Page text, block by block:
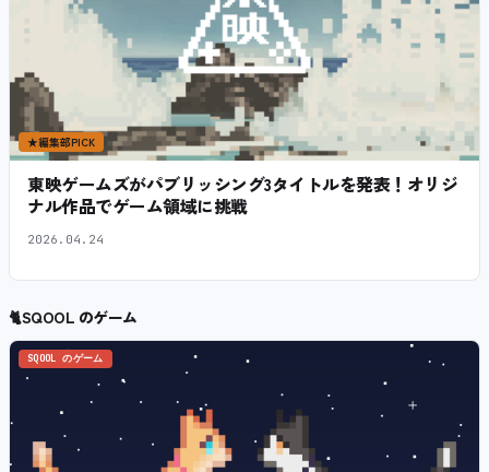
★編集部PICK
東映ゲームズがパブリッシング3タイトルを発表！オリジ
ナル作品でゲーム領域に挑戦
2026.04.24
🐈SQOOL のゲーム
SQOOL のゲーム